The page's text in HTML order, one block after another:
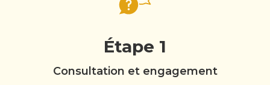
Étape 1
Consultation et engagement